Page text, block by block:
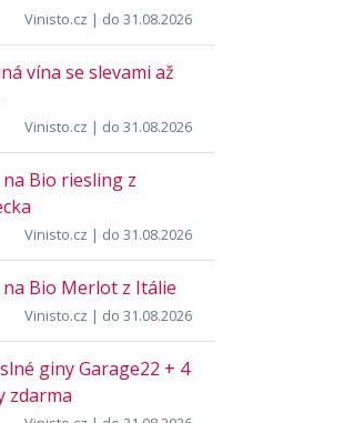
Vinisto.cz | do 31.08.2026
vína se slevami až
Vinisto.cz | do 31.08.2026
na Bio riesling z
Vinisto.cz | do 31.08.2026
na Bio Merlot z Itálie
Vinisto.cz | do 31.08.2026
giny Garage22 + 4
zdarma